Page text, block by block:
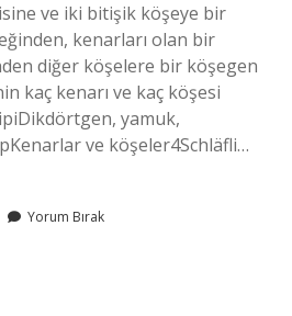
ve iki bitişik köşeye bir
kenarları olan bir
diğer köşelere bir köşegen
kaç kenarı ve kaç köşesi
yamuk,
ve köşeler4Schläfli…
Yorum Bırak